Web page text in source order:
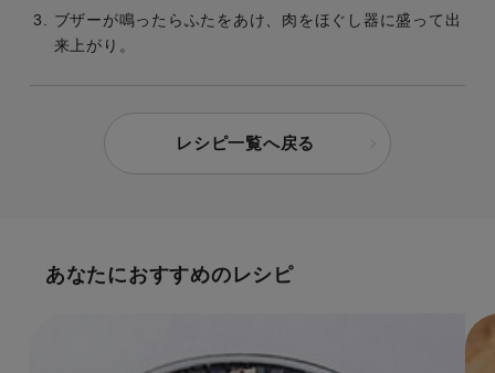
ブザーが鳴ったらふたをあけ、肉をほぐし器に盛って出
来上がり。
レシピ一覧へ戻る
あなたにおすすめのレシピ